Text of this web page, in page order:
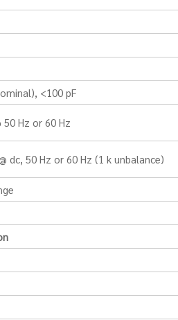
<100 pF
50 Hz or 60 Hz
dc, 50 Hz or 60 Hz (1 k unbalance)